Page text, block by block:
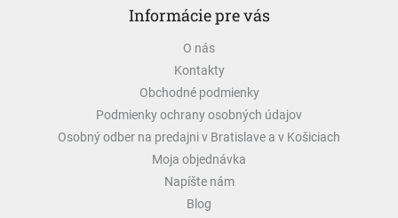
Informácie pre vás
O nás
Kontakty
Obchodné podmienky
Podmienky ochrany osobných údajov
Osobný odber na predajni v Bratislave a v Košiciach
Moja objednávka
Napíšte nám
Blog